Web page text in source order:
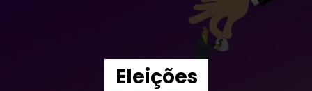
Eleições